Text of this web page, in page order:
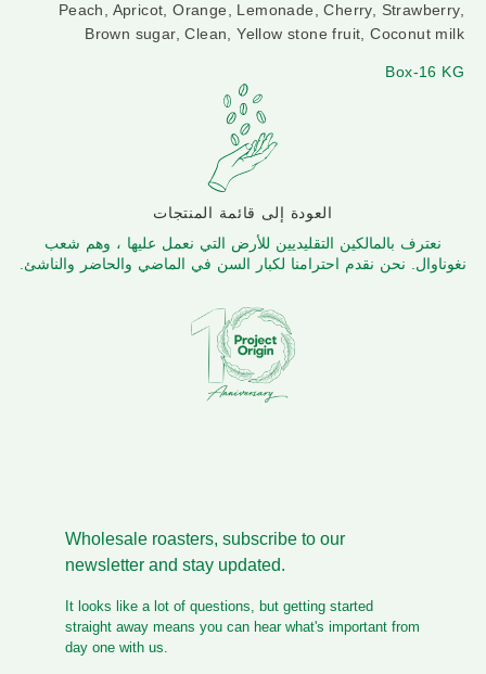
Peach, Apricot, Orange, Lemonade, Cherry, Strawberry,
Brown sugar, Clean, Yellow stone fruit, Coconut milk
Box-16 KG
العودة إلى قائمة المنتجات
نعترف بالمالكين التقليديين للأرض التي نعمل عليها ، وهم شعب
نغوناوال. نحن نقدم احترامنا لكبار السن في الماضي والحاضر والناشئ.